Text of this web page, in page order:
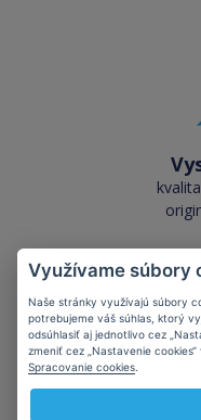
cez
Využívame súbory
Naše stránky využívajú súbory
potrebujeme váš súhlas, ktorý
odsúhlasiť aj jednotlivo cez
zmeniť cez „Nastavenie
Spracovanie cookies